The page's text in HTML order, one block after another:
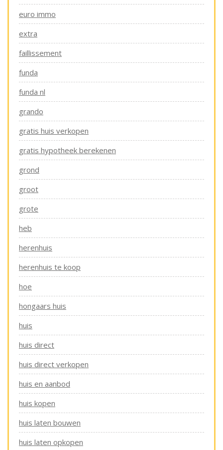
euro immo
extra
faillissement
funda
funda nl
grando
gratis huis verkopen
gratis hypotheek berekenen
grond
groot
grote
heb
herenhuis
herenhuis te koop
hoe
hongaars huis
huis
huis direct
huis direct verkopen
huis en aanbod
huis kopen
huis laten bouwen
huis laten opkopen